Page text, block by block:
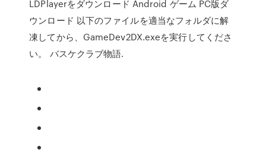
LDPlayerをダウンロード Android ゲーム PC版ダ
ウンロード 以下のファイルを適当なフォルダに解
凍してから、GameDev2DX.exeを実行してくださ
い。 バスケクラブ物語.